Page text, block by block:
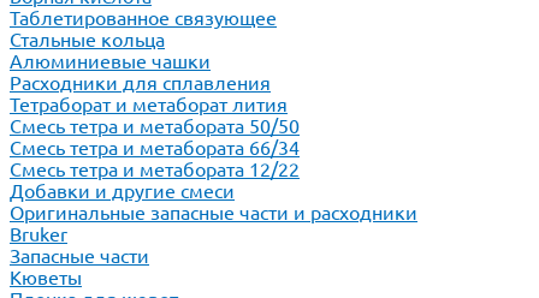
Таблетированное связующее
Стальные кольца
Алюминиевые чашки
Расходники для сплавления
Тетраборат и метаборат лития
Смесь тетра и метабората 50/50
Смесь тетра и метабората 66/34
Смесь тетра и метабората 12/22
Добавки и другие смеси
Оригинальные запасные части и расходники
Bruker
Запасные части
Кюветы